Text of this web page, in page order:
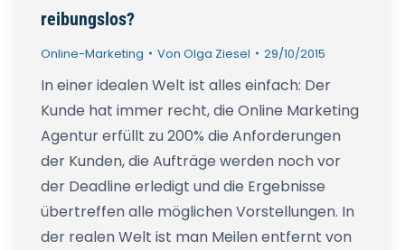
reibungslos?
Online-Marketing Von Olga Ziesel 29/10/2015
In einer idealen Welt ist alles einfach: Der
Kunde hat immer recht, die Online Marketing
Agentur erfüllt zu 200% die Anforderungen
der Kunden, die Aufträge werden noch vor
der Deadline erledigt und die Ergebnisse
übertreffen alle möglichen Vorstellungen. In
der realen Welt ist man Meilen entfernt von